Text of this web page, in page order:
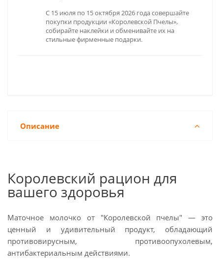
С 15 июля по 15 октября 2026 года совершайте
покупки продукции «Королевской Пчелы»,
собирайте наклейки и обменивайте их на
стильные фирменные подарки.
Описание
Королевский рацион для
вашего здоровья
Маточное молочко от "Королевской пчелы" — это
ценный и удивительный продукт, обладающий
противовирусным, противоопухолевым,
антибактериальным действиями.